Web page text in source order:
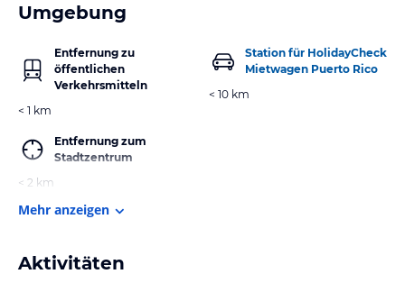
Umgebung
Entfernung zu
öffentlichen
Verkehrsmitteln
< 1 km
Entfernung zum
Stadtzentrum
< 2 km
Station für HolidayCheck
Mietwagen Puerto Rico
< 10 km
Mehr anzeigen
Aktivitäten